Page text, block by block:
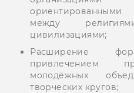
между
цивилизациями;
Расширение
привлечением
молодёжных
творческих кругов;